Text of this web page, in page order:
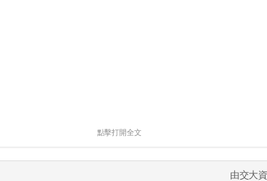
點擊打開全文
由交大